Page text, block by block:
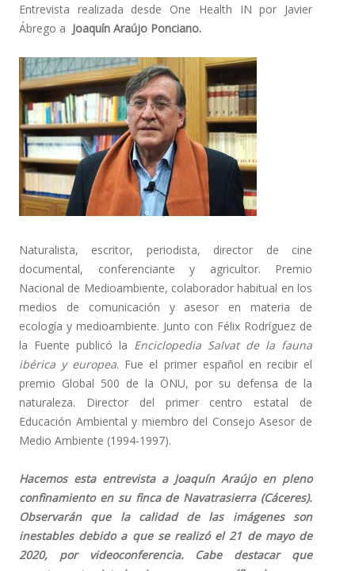
Entrevista realizada desde One Health IN por Javier
Ábrego a Joaquín Araújo Ponciano.
Naturalista, escritor, periodista, director de cine
documental, conferenciante y agricultor. Premio
Nacional de Medioambiente, colaborador habitual en los
medios de comunicación y asesor en materia de
ecología y medioambiente. Junto con Félix Rodríguez de
la Fuente publicó la Enciclopedia Salvat de la fauna
ibérica y europea. Fue el primer español en recibir el
premio Global 500 de la ONU, por su defensa de la
naturaleza. Director del primer centro estatal de
Educación Ambiental y miembro del Consejo Asesor de
Medio Ambiente (1994-1997).
Hacemos esta entrevista a Joaquín Araújo en pleno
confinamiento en su finca de Navatrasierra (Cáceres).
Observarán que la calidad de las imágenes son
inestables debido a que se realizó el 21 de mayo de
2020, por videoconferencia. Cabe destacar que